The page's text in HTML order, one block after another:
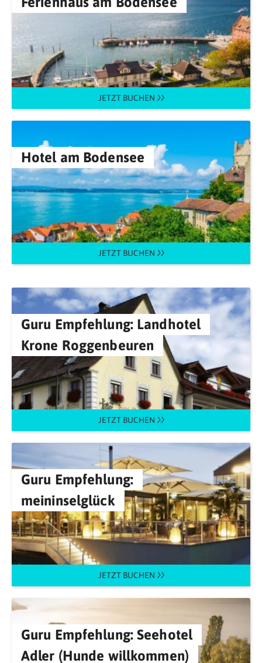
JETZT BUCHEN
Hotel am Bodensee
JETZT BUCHEN
Guru Empfehlung: Landhotel
Krone Roggenbeuren
JETZT BUCHEN
Guru Empfehlung:
meininselglück
JETZT BUCHEN
Guru Empfehlung: Seehotel
Adler (Hunde willkommen)